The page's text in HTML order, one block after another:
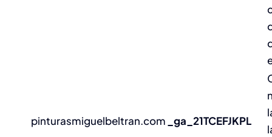
pinturasmiguelbeltran.com _ga_21TCEFJKPL